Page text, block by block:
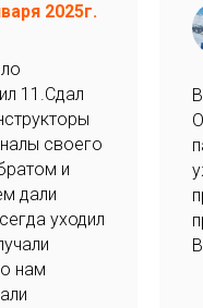
2025г.
11.Сдал
своего
и
дали
уходил
нам